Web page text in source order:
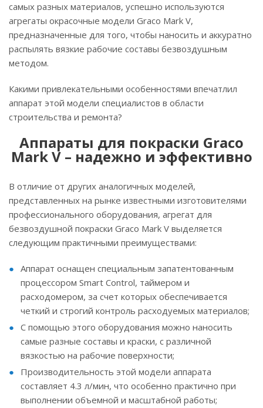
самых разных материалов, успешно используются
агрегаты окрасочные модели Graco Mark V,
предназначенные для того, чтобы наносить и аккуратно
распылять вязкие рабочие составы безвоздушным
методом.
Какими привлекательными особенностями впечатлил
аппарат этой модели специалистов в области
строительства и ремонта?
Аппараты для покраски Graco
Mark V – надежно и эффективно
В отличие от других аналогичных моделей,
представленных на рынке известными изготовителями
профессионального оборудования, агрегат для
безвоздушной покраски Graco Mark V выделяется
следующим практичными преимуществами:
Аппарат оснащен специальным запатентованным
процессором Smart Control, таймером и
расходомером, за счет которых обеспечивается
четкий и строгий контроль расходуемых материалов;
С помощью этого оборудования можно наносить
самые разные составы и краски, с различной
вязкостью на рабочие поверхности;
Производительность этой модели аппарата
составляет 4.3 л/мин, что особенно практично при
выполнении объемной и масштабной работы;